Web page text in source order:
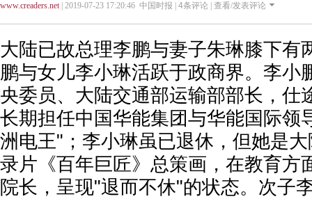
www.creaders.net| 2019-07-23 17:20:46 中国时报 | 4条评论 | 查看/发表评论
大陆已故总理李鹏与妻子朱琳膝下有
鹏与女儿李小琳活跃于政商界。李小
央委员、大陆交通部运输部部长，仕
长期担任中国华能集团与华能国际领
洲电王"；李小琳虽已退休，但她是
录片《百年巨匠》总策画，在教育方
院长，呈现"退而不休"的状态。次子